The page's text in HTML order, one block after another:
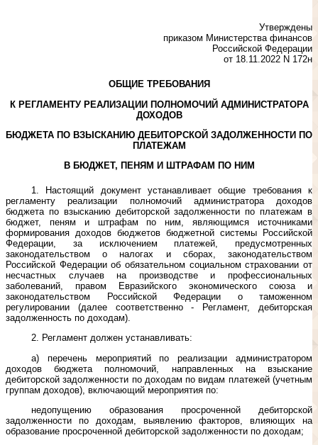
Утверждены
приказом Министерства финансов
Российской Федерации
от 18.11.2022 N 172н
ОБЩИЕ ТРЕБОВАНИЯ
К РЕГЛАМЕНТУ РЕАЛИЗАЦИИ ПОЛНОМОЧИЙ АДМИНИСТРАТОРА
ДОХОДОВ
БЮДЖЕТА ПО ВЗЫСКАНИЮ ДЕБИТОРСКОЙ ЗАДОЛЖЕННОСТИ ПО
ПЛАТЕЖАМ
В БЮДЖЕТ, ПЕНЯМ И ШТРАФАМ ПО НИМ
1. Настоящий документ устанавливает общие требования к
регламенту реализации полномочий администратора доходов
бюджета по взысканию дебиторской задолженности по платежам в
бюджет, пеням и штрафам по ним, являющимся источниками
формирования доходов бюджетов бюджетной системы Российской
Федерации, за исключением платежей, предусмотренных
законодательством о налогах и сборах, законодательством
Российской Федерации об обязательном социальном страховании от
несчастных случаев на производстве и профессиональных
заболеваний, правом Евразийского экономического союза и
законодательством Российской Федерации о таможенном
регулировании (далее соответственно - Регламент, дебиторская
задолженность по доходам).
2. Регламент должен устанавливать:
а) перечень мероприятий по реализации администратором
доходов бюджета полномочий, направленных на взыскание
дебиторской задолженности по доходам по видам платежей (учетным
группам доходов), включающий мероприятия по:
недопущению образования просроченной дебиторской
задолженности по доходам, выявлению факторов, влияющих на
образование просроченной дебиторской задолженности по доходам;